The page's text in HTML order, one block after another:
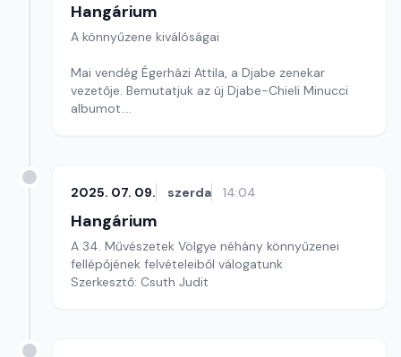
Hangárium
A könnyűzene kiválóságai
Mai vendég Égerházi Attila, a Djabe zenekar
vezetője. Bemutatjuk az új Djabe-Chieli Minucci
albumot.
2025. 07. 09. szerda 14:04
Hangárium
A 34. Művészetek Völgye néhány könnyűzenei
fellépőjének felvételeiből válogatunk
Szerkesztő: Csuth Judit